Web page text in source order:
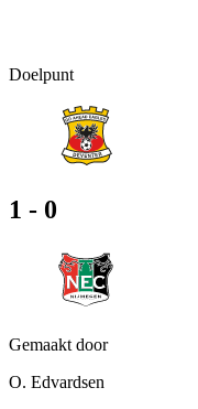
Doelpunt
1 - 0
Gemaakt door
O. Edvardsen